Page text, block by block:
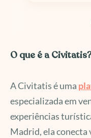
O que é a
A Civitatis é uma
especializada em
experiências
Madrid, ela conecta